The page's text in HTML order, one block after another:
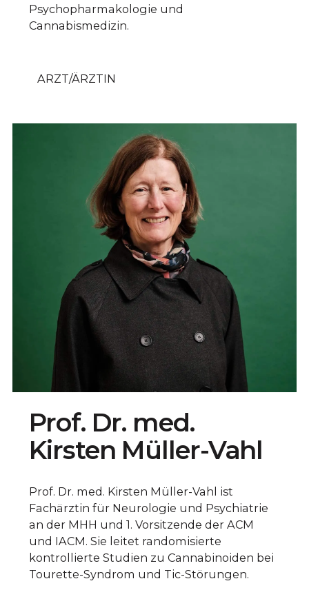
Psychopharmakologie und
Cannabismedizin.
ARZT/ÄRZTIN
Prof. Dr. med.
Kirsten Müller-Vahl
Prof. Dr. med. Kirsten Müller-Vahl ist
Fachärztin für Neurologie und Psychiatrie
an der MHH und 1. Vorsitzende der ACM
und IACM. Sie leitet randomisierte
kontrollierte Studien zu Cannabinoiden bei
Tourette-Syndrom und Tic-Störungen.